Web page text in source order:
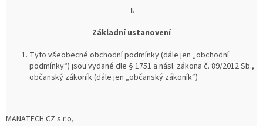
I.
Základní ustanovení
Tyto všeobecné obchodní podmínky (dále jen „obchodní
podmínky“) jsou vydané dle § 1751 a násl. zákona č. 89/2012 Sb.,
občanský zákoník (dále jen „občanský zákoník“)
MANATECH CZ s.r.o,